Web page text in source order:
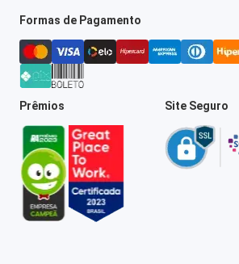
Formas de Pagamento
Prêmios Site Seguro